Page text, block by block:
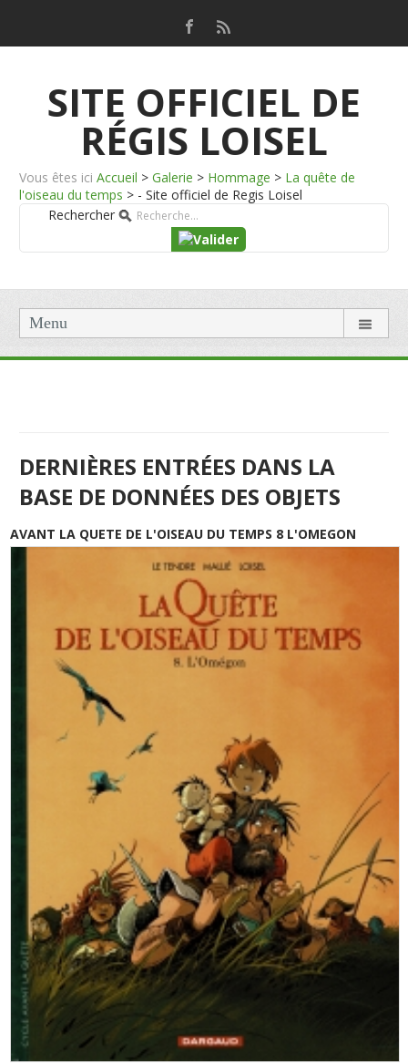
SITE OFFICIEL DE
RÉGIS LOISEL
Vous êtes ici Accueil > Galerie > Hommage > La quête de
l'oiseau du temps > - Site officiel de Regis Loisel
Rechercher
Menu
DERNIÈRES ENTRÉES DANS LA
BASE DE DONNÉES DES OBJETS
AVANT LA QUETE DE L'OISEAU DU TEMPS 8 L'OMEGON